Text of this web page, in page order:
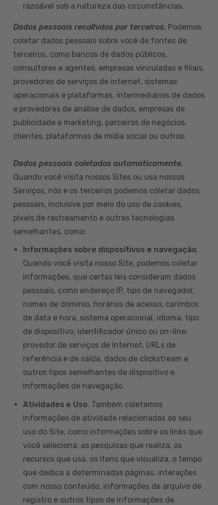
razoável sob a natureza das circunstâncias.
Dados pessoais recolhidos por terceiros. Podemos
coletar dados pessoais sobre você de fontes de
terceiros, como bancos de dados públicos,
consultores e agentes, empresas vinculadas e filiais,
provedores de serviços de internet, sistemas
operacionais e plataformas, intermediários de dados
e provedores de análise de dados, empresas de
publicidade e marketing, parceiros de negócios,
clientes, plataformas de mídia social ou outros.
Dados pessoais coletados automaticamente.
Quando você visita nossos Sites ou usa nossos
Serviços, nós e os terceiros podemos coletar dados
pessoais, inclusive por meio do uso de cookies,
pixels de rastreamento e outras tecnologias
semelhantes, como:
Informações sobre dispositivos e navegação.
Quando você visita nosso Site, podemos coletar
informações, que certas leis consideram dados
pessoais, como endereço IP, tipo de navegador,
nomes de domínio, horários de acesso, carimbos
de data e hora, sistema operacional, idioma, tipo
de dispositivo, identificador único ou on-line,
provedor de serviços de Internet, URLs de
referência e de saída, dados de clickstream e
outros tipos semelhantes de dispositivo e
informações de navegação.
Atividades e Uso. Também coletamos
informações de atividade relacionadas ao seu
uso do Site, como informações sobre os links que
você seleciona, as pesquisas que realiza, os
recursos que usa, os itens que visualiza, o tempo
que dedica a determinadas páginas, interações
com nosso conteúdo, informações de arquivo de
registro e outros tipos de informações de